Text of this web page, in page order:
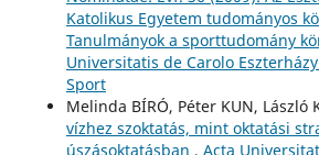
Katolikus Egyetem tudományos
Tanulmányok a sporttudomány
Universitatis de Carolo
Sport
Melinda BÍRÓ, Péter KUN, László
vízhez szoktatás, mint oktatási
úszásoktatásban , Acta